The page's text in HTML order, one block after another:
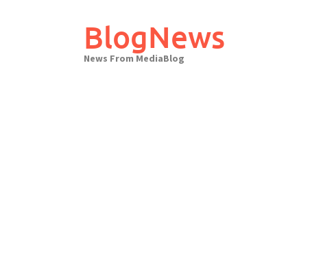
BlogNews
News From MediaBlog